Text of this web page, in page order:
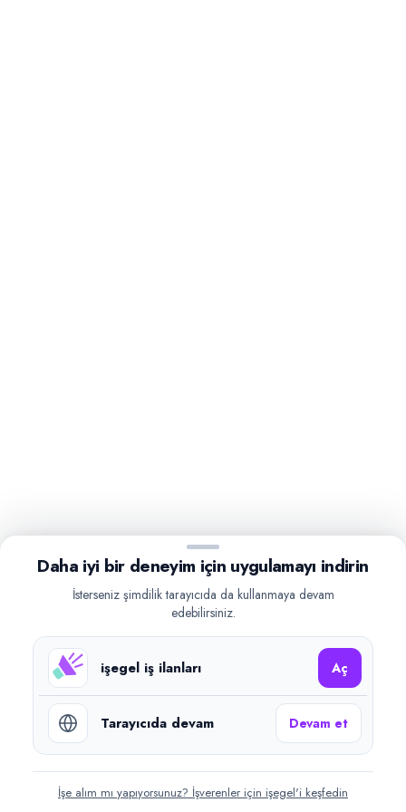
Daha iyi bir deneyim için uygulamayı indirin
İsterseniz şimdilik tarayıcıda da kullanmaya devam
edebilirsiniz.
işegel iş ilanları Aç
Tarayıcıda devam Devam et
İşe alım mı yapıyorsunuz? İşverenler için işegel'i keşfedin